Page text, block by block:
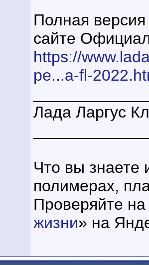
Полная
сайте
https://
pe...a-fl-
Лада Ларгус
Что вы знаете
полимерах,
Проверяйте
жизни» на